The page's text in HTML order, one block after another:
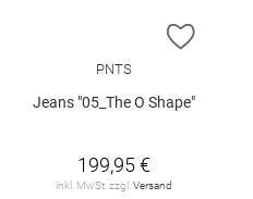
WUNSCHLISTE HINZUFÜGEN
ZUR
PNTS
Jeans "05_The O Shape"
199,95 €
inkl. MwSt. zzgl. Versand